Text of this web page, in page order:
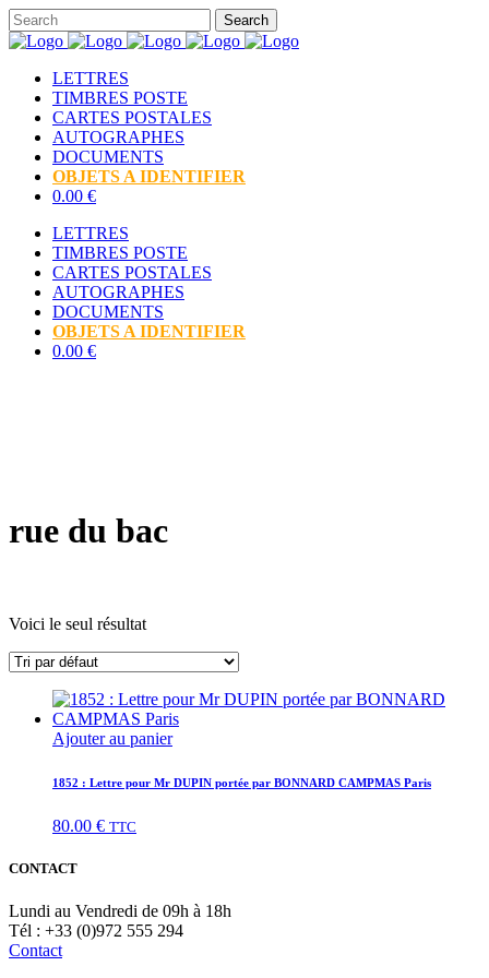
LETTRES
TIMBRES POSTE
CARTES POSTALES
AUTOGRAPHES
DOCUMENTS
OBJETS A IDENTIFIER
0.00 €
LETTRES
TIMBRES POSTE
CARTES POSTALES
AUTOGRAPHES
DOCUMENTS
OBJETS A IDENTIFIER
0.00 €
rue du bac
Voici le seul résultat
Ajouter au panier
1852 : Lettre pour Mr DUPIN portée par BONNARD CAMPMAS Paris
80.00 € TTC
CONTACT
Lundi au Vendredi de 09h à 18h
Tél : +33 (0)972 555 294
Contact